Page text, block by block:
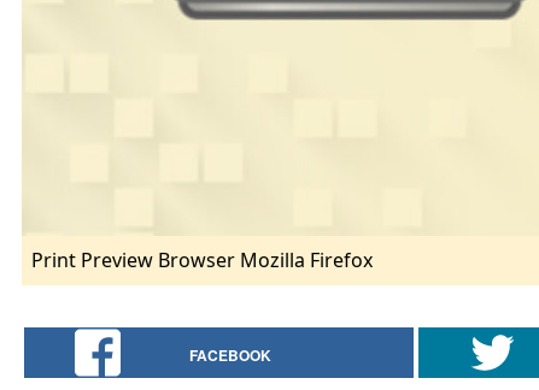
Print Preview Browser Mozilla Firefox
FACEBOOK